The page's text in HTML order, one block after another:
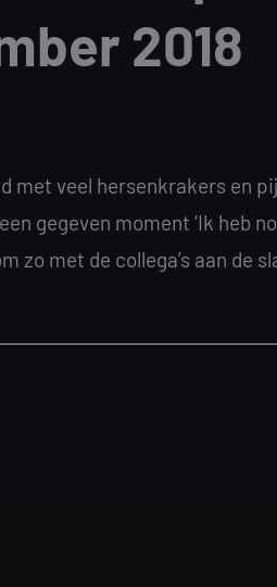
2018
met veel hersenkrakers en
gegeven moment ‘Ik heb
zo met de collega’s aan de